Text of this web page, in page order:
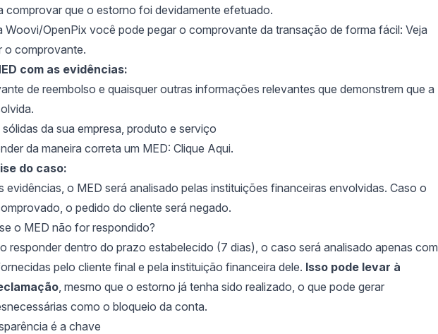
comprovar que o estorno foi devidamente efetuado.
Woovi/OpenPix você pode pegar o comprovante da transação de forma fácil: Veja
o comprovante.
com as evidências:
de reembolso e quaisquer outras informações relevantes que demonstrem que a
da sua empresa, produto e serviço
da maneira correta um MED: Clique Aqui.
do caso:
evidências, o MED será analisado pelas instituições financeiras envolvidas. Caso o
o pedido do cliente será negado.
o MED não for respondido?
responder dentro do prazo estabelecido (7 dias), o caso será analisado apenas com
pelo cliente final e pela instituição financeira dele. Isso pode levar à
, mesmo que o estorno já tenha sido realizado, o que pode gerar
como o bloqueio da conta.
é a chave